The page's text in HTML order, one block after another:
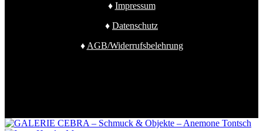
♦ Impressum
♦ Datenschutz
♦AGB/Widerrufsbelehrung